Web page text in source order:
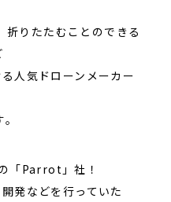
りたたむことのできる
人気ドローンメーカー
「Parrot」社！
発などを行っていた